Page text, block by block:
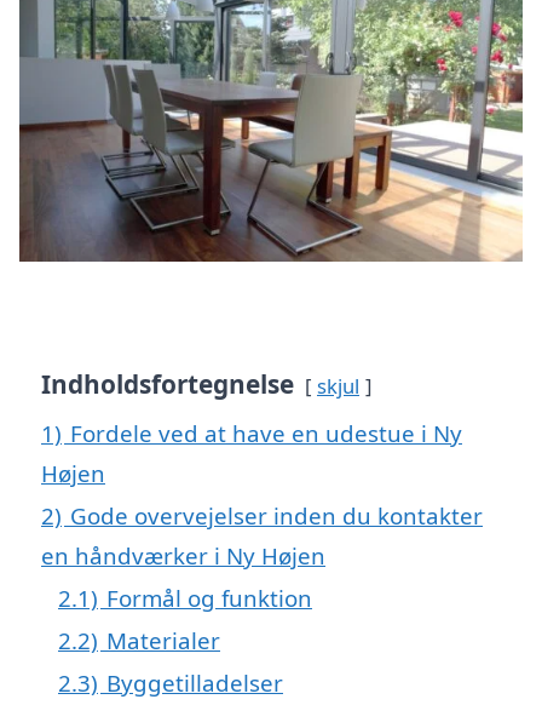
Indholdsfortegnelse skjul
1) Fordele ved at have en udestue i Ny
Højen
2) Gode overvejelser inden du kontakter
en håndværker i Ny Højen
2.1) Formål og funktion
2.2) Materialer
2.3) Byggetilladelser